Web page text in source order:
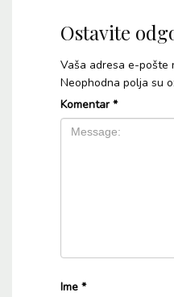
Ostavite
Vaša adresa e-pošte
Neophodna polja su
Komentar*
Ime *